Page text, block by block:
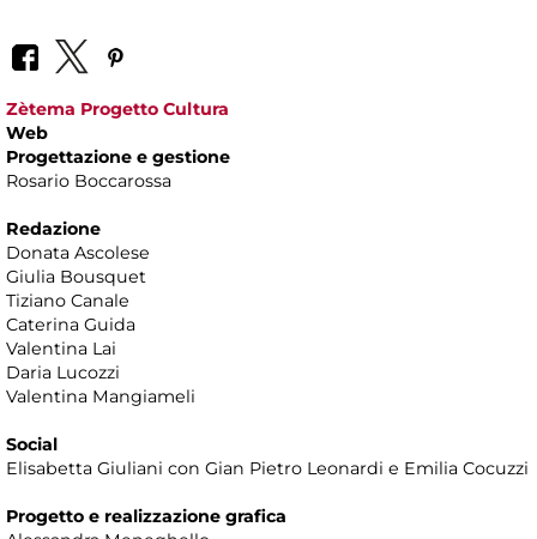
Zètema Progetto Cultura
Web
Progettazione e gestione
Rosario Boccarossa
Redazione
Donata Ascolese
Giulia Bousquet
Tiziano Canale
Caterina Guida
Valentina Lai
Daria Lucozzi
Valentina Mangiameli
Social
Elisabetta Giuliani con Gian Pietro Leonardi e Emilia Cocuzzi
Progetto e realizzazione grafica